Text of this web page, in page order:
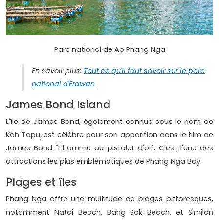
Parc national de Ao Phang Nga
En savoir plus: Tout ce qu'il faut savoir sur le parc
national d'Erawan
James Bond Island
L'île de James Bond, également connue sous le nom de
Koh Tapu, est célèbre pour son apparition dans le film de
James Bond "L'homme au pistolet d'or". C'est l'une des
attractions les plus emblématiques de Phang Nga Bay.
Plages et îles
Phang Nga offre une multitude de plages pittoresques,
notamment Natai Beach, Bang Sak Beach, et Similan